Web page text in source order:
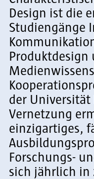
Design ist die
Studiengänge
Produktdesign
der Universität
Vernetzung
einzigartiges,
Forschungs-
sich jährlich in